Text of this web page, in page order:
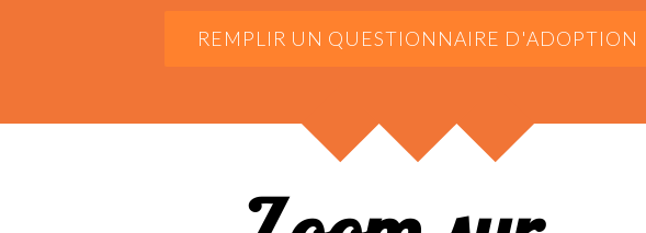
REMPLIR UN QUESTIONNAIRE D'ADOPTION